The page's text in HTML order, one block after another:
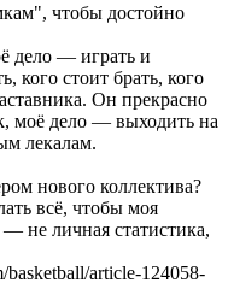
чтобы достойно
дело — играть и
кого стоит брать, кого
Он прекрасно
моё дело — выходить на
лекалам.
нового коллектива?
всё, чтобы моя
— не личная статистика,
article-124058-